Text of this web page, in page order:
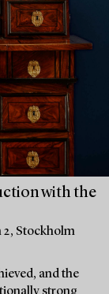
with the
2, Stockholm
and the
strong